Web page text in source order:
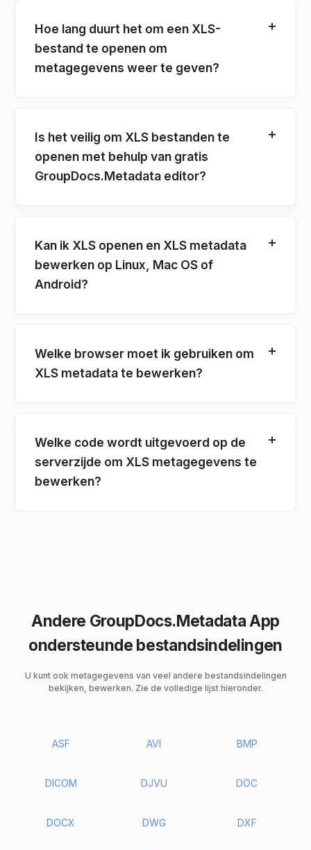
Hoe lang duurt het om een XLS-
bestand te openen om
metagegevens weer te geven?
Is het veilig om XLS bestanden te
openen met behulp van gratis
GroupDocs.Metadata editor?
Kan ik XLS openen en XLS metadata
bewerken op Linux, Mac OS of
Android?
Welke browser moet ik gebruiken om
XLS metadata te bewerken?
Welke code wordt uitgevoerd op de
serverzijde om XLS metagegevens te
bewerken?
Andere GroupDocs.Metadata App
ondersteunde bestandsindelingen
U kunt ook metagegevens van veel andere bestandsindelingen
bekijken, bewerken. Zie de volledige lijst hieronder.
ASF AVI BMP
DICOM DJVU DOC
DOCX DWG DXF